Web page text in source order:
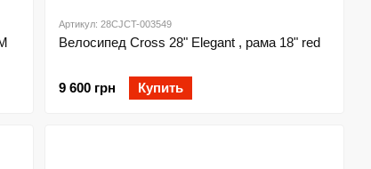
Артикул: 28CJCT-003549
Велосипед Cross 28" Elegant , рама 18" red
9 600 грн Купить